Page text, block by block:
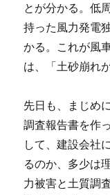
とが分かる。低
持った風力発電
かる。これが風
は、「土砂崩れ
先日も、まじめ
調査報告書を作
して、建設会社
るのか、多少は
力被害と土質調